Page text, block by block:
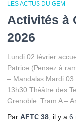
LES ACTUS DU GEM
Activités à
2026
Lundi 02 février
Patrice (Pensez à
– Mandalas Mardi
13h30 Théâtre des
Grenoble. Tram A –
Par AFTC 38 , il y a 6